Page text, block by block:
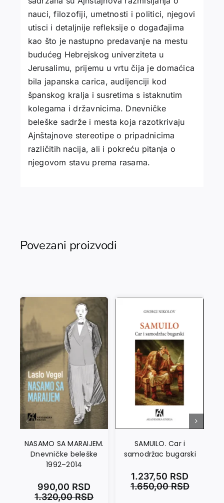
nauci, filozofiji, umetnosti i politici, njegovi
utisci i detaljnije refleksije o događajima
kao što je nastupno predavanje na mestu
budućeg Hebrejskog univerziteta u
Jerusalimu, prijemu u vrtu čija je domaćica
bila japanska carica, audijenciji kod
španskog kralja i susretima s istaknutim
kolegama i državnicima. Dnevničke
beleške sadrže i mesta koja razotkrivaju
Ajnštajnove stereotipe o pripadnicima
različitih nacija, ali i pokreću pitanja o
njegovom stavu prema rasama.
Povezani proizvodi
NASAMO SA MARAIJEM.
Dnevničke beleške
1992–2014
1.320,00RSD
990,00 RSD
SAMUILO. Car i
samodržac bugarski
1.650,00RSD
1.237,50 RSD